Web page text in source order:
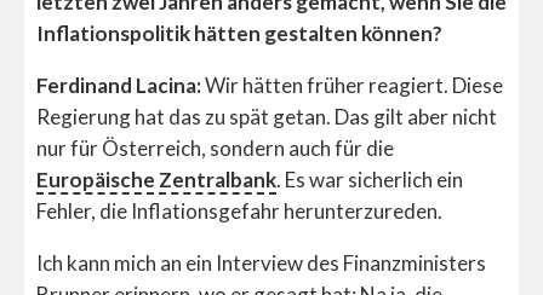
Inflationspolitik hätten gestalten können?
Ferdinand Lacina:Wir hätten früher reagiert. Diese
Regierung hat das zu spät getan. Das gilt aber nicht
nur für Österreich, sondern auch für die
Europäische Zentralbank. Es war sicherlich ein
Fehler, die Inflationsgefahr herunterzureden.
Ich kann mich an ein Interview des Finanzministers